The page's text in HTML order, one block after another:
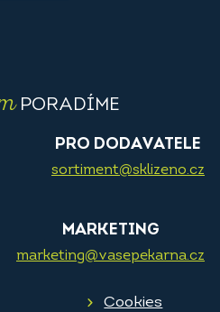
PORADÍME
PRO DODAVATELE
sortiment@sklizeno.cz
MARKETING
marketing@vasepekarna.cz
Cookies